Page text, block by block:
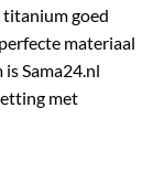
titanium goed
materiaal
Sama24.nl
met